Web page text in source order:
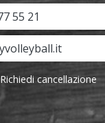
55 21
Richiedi cancellazione